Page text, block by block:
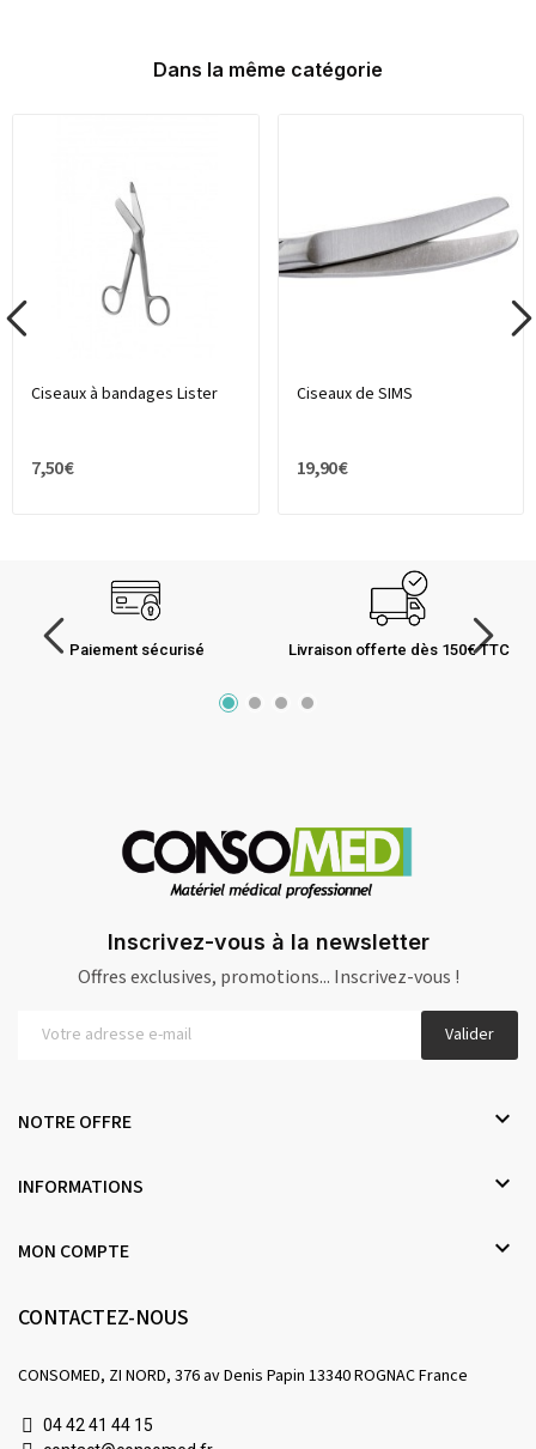
Dans la même catégorie
Ciseaux à bandages Lister
7,50 €
Ciseaux de SIMS
19,90 €
Paiement sécurisé Livraison offerte dès 150€ TTC
Inscrivez-vous à la newsletter
Offres exclusives, promotions... Inscrivez-vous !
Valider
NOTRE OFFRE 
INFORMATIONS 
MON COMPTE 
CONTACTEZ-NOUS
CONSOMED, ZI NORD, 376 av Denis Papin 13340 ROGNAC France
04 42 41 44 15